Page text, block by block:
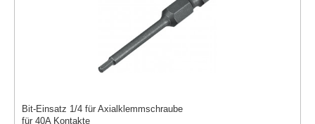
Bit-Einsatz 1/4 für Axialklemmschraube
für 40A Kontakte